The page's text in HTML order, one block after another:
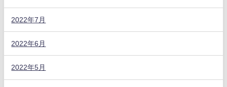
2022年7月
2022年6月
2022年5月